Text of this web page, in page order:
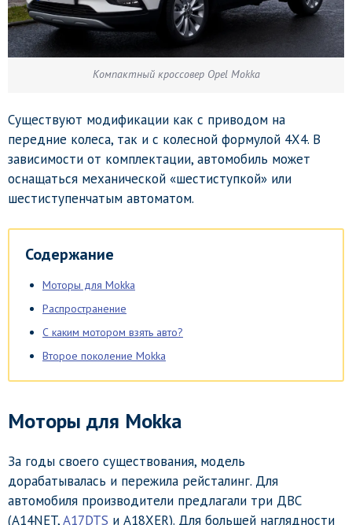
Компактный кроссовер Opel Mokka
Существуют модификации как с приводом на
передние колеса, так и с колесной формулой 4Х4. В
зависимости от комплектации, автомобиль может
оснащаться механической «шестиступкой» или
шестиступенчатым автоматом.
Содержание
Моторы для Mokka
Распространение
С каким мотором взять авто?
Второе поколение Mokka
Моторы для Mokka
За годы своего существования, модель
дорабатывалась и пережила рейсталинг. Для
автомобиля производители предлагали три ДВС
(A14NET,A17DTS и A18XER). Для большей наглядности